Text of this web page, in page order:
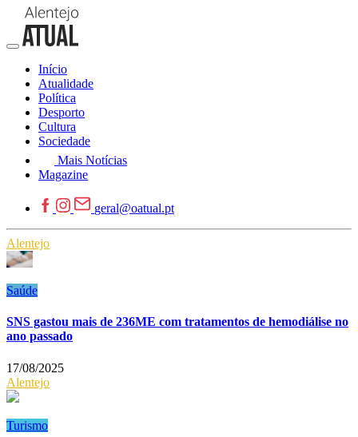
Início
Atualidade
Política
Desporto
Cultura
Sociedade
Mais Notícias
Magazine
geral@oatual.pt
Alentejo
Saúde
SNS gastou mais de 236ME com tratamentos de hemodiálise no
ano passado
17/08/2025
Alentejo
Turismo